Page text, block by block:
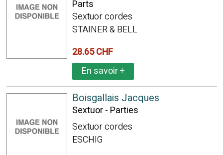
Parts
Sextuor cordes
STAINER & BELL
28.65 CHF
En savoir+
Boisgallais Jacques
Sextuor - Parties
Sextuor cordes
ESCHIG